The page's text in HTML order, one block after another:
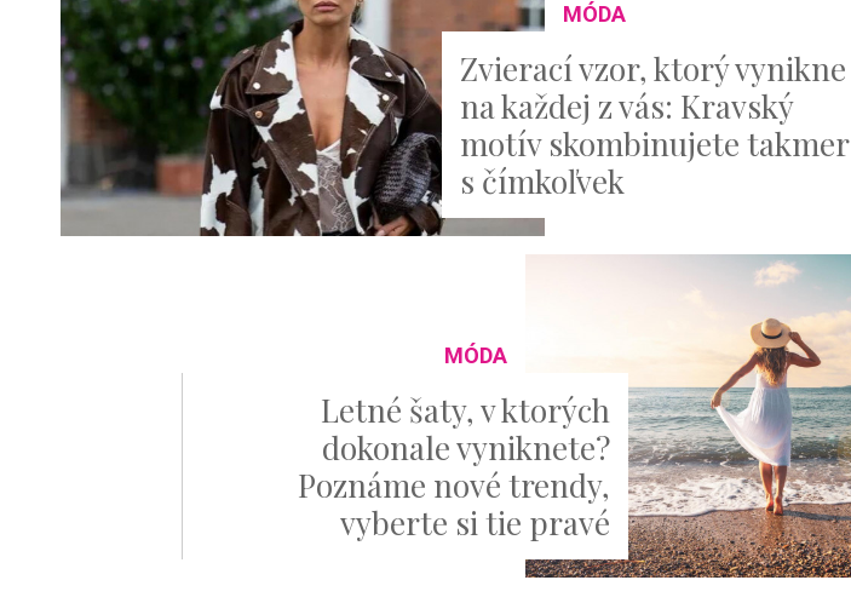
MÓDA
Zvierací vzor, ktorý vynikne
na každej z vás: Kravský
motív skombinujete takmer
s čímkoľvek
MÓDA
Letné šaty, v ktorých
dokonale vyniknete?
Poznáme nové trendy,
vyberte si tie pravé